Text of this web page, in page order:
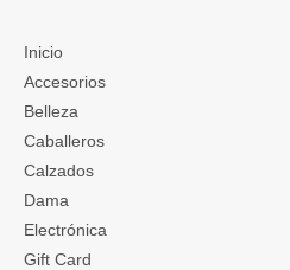
Inicio
Accesorios
Belleza
Caballeros
Calzados
Dama
Electrónica
Gift Card